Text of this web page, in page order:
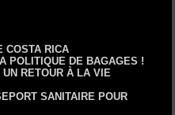
COSTA RICA
POLITIQUE DE BAGAGES !
UN RETOUR À LA VIE
SANITAIRE POUR